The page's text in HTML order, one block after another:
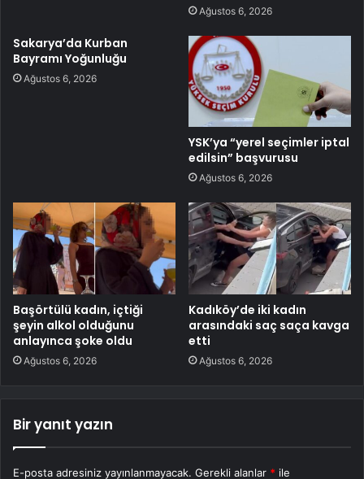
Ağustos 6, 2026
Sakarya’da Kurban
Bayramı Yoğunluğu
Ağustos 6, 2026
YSK’ya “yerel seçimler iptal
edilsin” başvurusu
Ağustos 6, 2026
Başörtülü kadın, içtiği
şeyin alkol olduğunu
anlayınca şoke oldu
Ağustos 6, 2026
Kadıköy’de iki kadın
arasındaki saç saça kavga
etti
Ağustos 6, 2026
Bir yanıt yazın
E-posta adresiniz yayınlanmayacak. Gerekli alanlar * ile